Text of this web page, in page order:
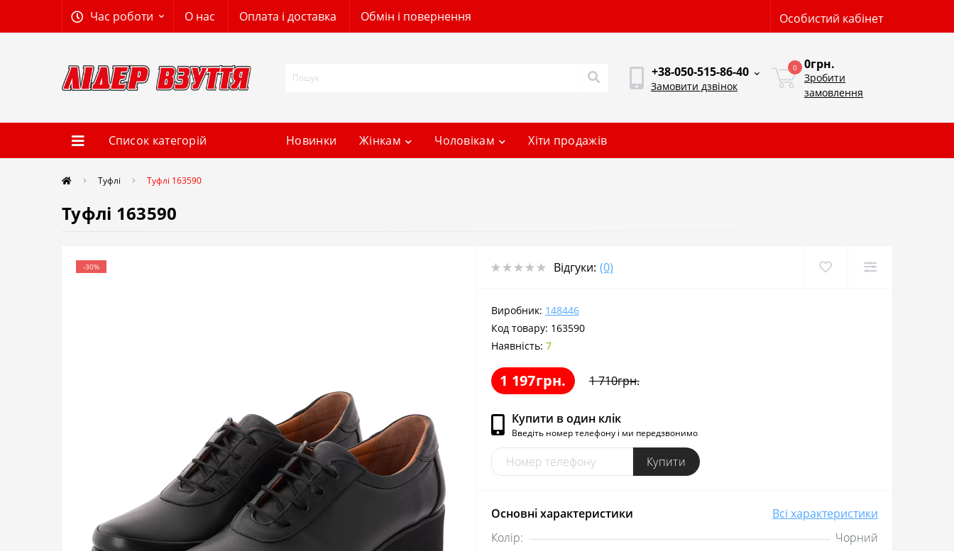
Час роботи О нас Оплата і доставка Обмін і повернення Особистий кабінет
+38-050-515-86-40
Замовити дзвінок
0 0грн.
Зробити
замовлення
Список категорій Новинки Жінкам Чоловікам Хіти продажів
Tуфлі Туфлі 163590
Туфлі 163590
-30% Відгуки: (0)
Виробник: 148446
Код товару: 163590
Наявність: 7
1 197грн. 1 710грн.
Купити в один клік
Введіть номер телефону і ми передзвонимо
Купити
Основні характеристики
Всі характеристики
Колір:
Чорний